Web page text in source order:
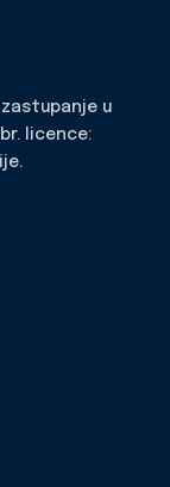
zastupanje u
licence: